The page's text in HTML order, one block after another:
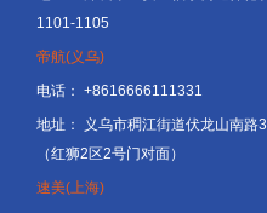
1101-1105
帝航(义乌)
电话： +8616666111331
地址：
义乌市稠江街道伏龙山南
（红狮2区2号门对面）
速美(上海)